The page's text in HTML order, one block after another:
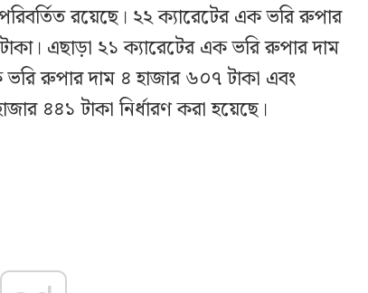
রয়েছে। ২২ ক্যারেটের এক ভরি রুপার
এছাড়া ২১ ক্যারেটের এক ভরি রুপার দাম
রুপার দাম ৪ হাজার ৬০৭ টাকা এবং
৪৪১ টাকা নির্ধারণ করা হয়েছে।